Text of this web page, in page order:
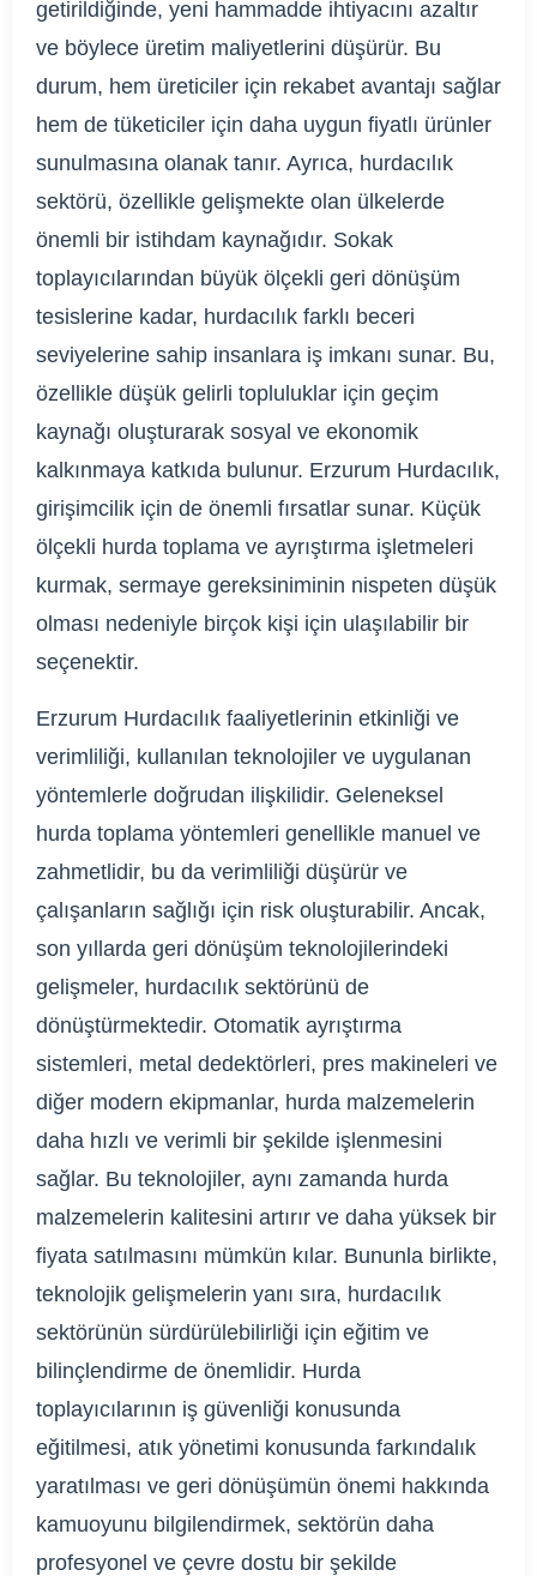
getirildiğinde, yeni hammadde ihtiyacını azaltır
ve böylece üretim maliyetlerini düşürür. Bu
durum, hem üreticiler için rekabet avantajı sağlar
hem de tüketiciler için daha uygun fiyatlı ürünler
sunulmasına olanak tanır. Ayrıca, hurdacılık
sektörü, özellikle gelişmekte olan ülkelerde
önemli bir istihdam kaynağıdır. Sokak
toplayıcılarından büyük ölçekli geri dönüşüm
tesislerine kadar, hurdacılık farklı beceri
seviyelerine sahip insanlara iş imkanı sunar. Bu,
özellikle düşük gelirli topluluklar için geçim
kaynağı oluşturarak sosyal ve ekonomik
kalkınmaya katkıda bulunur. Erzurum Hurdacılık,
girişimcilik için de önemli fırsatlar sunar. Küçük
ölçekli hurda toplama ve ayrıştırma işletmeleri
kurmak, sermaye gereksiniminin nispeten düşük
olması nedeniyle birçok kişi için ulaşılabilir bir
seçenektir.
Erzurum Hurdacılık faaliyetlerinin etkinliği ve
verimliliği, kullanılan teknolojiler ve uygulanan
yöntemlerle doğrudan ilişkilidir. Geleneksel
hurda toplama yöntemleri genellikle manuel ve
zahmetlidir, bu da verimliliği düşürür ve
çalışanların sağlığı için risk oluşturabilir. Ancak,
son yıllarda geri dönüşüm teknolojilerindeki
gelişmeler, hurdacılık sektörünü de
dönüştürmektedir. Otomatik ayrıştırma
sistemleri, metal dedektörleri, pres makineleri ve
diğer modern ekipmanlar, hurda malzemelerin
daha hızlı ve verimli bir şekilde işlenmesini
sağlar. Bu teknolojiler, aynı zamanda hurda
malzemelerin kalitesini artırır ve daha yüksek bir
fiyata satılmasını mümkün kılar. Bununla birlikte,
teknolojik gelişmelerin yanı sıra, hurdacılık
sektörünün sürdürülebilirliği için eğitim ve
bilinçlendirme de önemlidir. Hurda
toplayıcılarının iş güvenliği konusunda
eğitilmesi, atık yönetimi konusunda farkındalık
yaratılması ve geri dönüşümün önemi hakkında
kamuoyunu bilgilendirmek, sektörün daha
profesyonel ve çevre dostu bir şekilde